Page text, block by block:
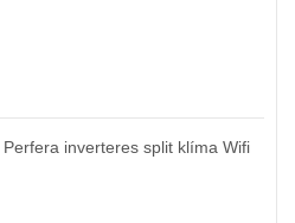
inverteres split klíma Wifi